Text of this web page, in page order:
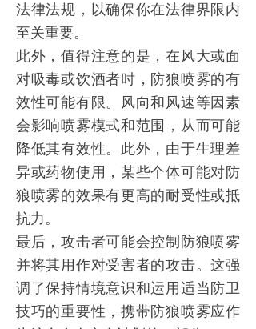
法律法规，以确保你在法律界限内
至关重要。
此外，值得注意的是，在风大或面
对吸毒或饮酒者时， 防狼喷雾的有
效性可能有限。风向和风速等因素
会影响喷雾模式和范围，从而可能
降低其有效性。此外，由于生理差
异或药物使用，某些个体可能对防
狼喷雾的效果有更高的耐受性或抵
抗力。
最后，攻击者可能会控制 防狼喷雾
并将其用作对受害者的攻击。这强
调了保持情境意识和运用适当防卫
技巧的重要性，携带防狼喷雾应作